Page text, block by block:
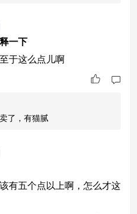
一下
于这么点儿啊
了，有猫腻
有五个点以上啊，怎么才这